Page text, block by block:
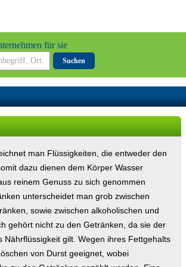
für sie
Suchen
man Flüssigkeiten, die entweder den
dazu dienen dem Körper Wasser
reinem Genuss zu sich genommen
unterscheidet man grob zwischen
sowie zwischen alkoholischen und
gehört nicht zu den Getränken, da sie der
Nährflüssigkeit gilt. Wegen ihres Fettgehalts
von Durst geeignet, wobei